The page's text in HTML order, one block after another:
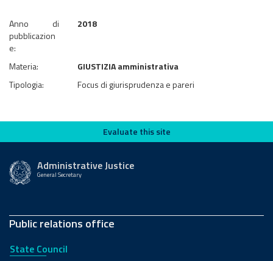
Anno di
pubblicazion
e:
2018
Materia:
GIUSTIZIA amministrativa
Tipologia:
Focus di giurisprudenza e pareri
Evaluate this siteEvaluate this site
Administrative Justice
General Secretary
Public relations office
State Council